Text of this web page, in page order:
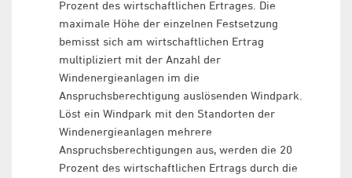
Prozent des wirtschaftlichen Ertrages. Die
maximale Höhe der einzelnen Festsetzung
bemisst sich am wirtschaftlichen Ertrag
multipliziert mit der Anzahl der
Windenergieanlagen im die
Anspruchsberechtigung auslösenden Windpark.
Löst ein Windpark mit den Standorten der
Windenergieanlagen mehrere
Anspruchsberechtigungen aus, werden die 20
Prozent des wirtschaftlichen Ertrags durch die